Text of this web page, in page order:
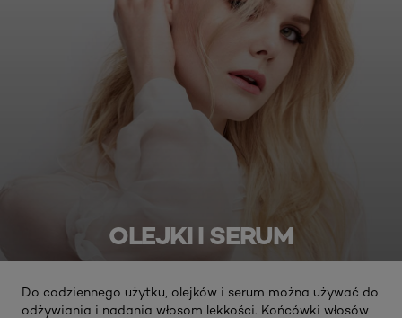
OLEJKI I SERUM
Do codziennego użytku, olejków i serum można używać do
odżywiania i nadania włosom lekkości. Końcówki włosów